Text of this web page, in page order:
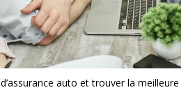
auto et trouver la meilleure